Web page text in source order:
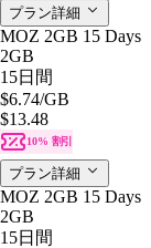
プラン詳細
MOZ 2GB 15 Days
2GB
15日間
$6.74/GB
$13.48
10% 割引
プラン詳細
MOZ 2GB 15 Days
2GB
15日間